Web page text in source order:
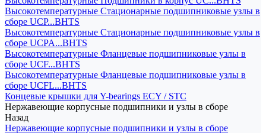
Высокотемпературные Стационарные подшипниковые узлы в
сборе UCP...BHTS
Высокотемпературные Стационарные подшипниковые узлы в
сборе UCPA...BHTS
Высокотемпературные Фланцевые подшипниковые узлы в
сборе UCF...BHTS
Высокотемпературные Фланцевые подшипниковые узлы в
сборе UCFL...BHTS
Концевые крышки для Y-bearings ECY / STC
Нержавеющие корпусные подшипники и узлы в сборе
Назад
Нержавеющие корпусные подшипники и узлы в сборе